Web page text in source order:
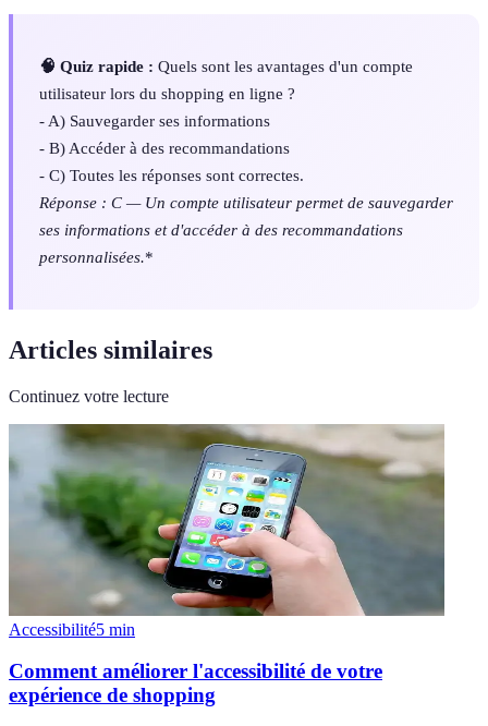
🧠 Quiz rapide : Quels sont les avantages d'un compte
utilisateur lors du shopping en ligne ?
- A) Sauvegarder ses informations
- B) Accéder à des recommandations
- C) Toutes les réponses sont correctes.
Réponse : C — Un compte utilisateur permet de sauvegarder
ses informations et d'accéder à des recommandations
personnalisées.*
Articles similaires
Continuez votre lecture
Accessibilité5 min
Comment améliorer l'accessibilité de votre
expérience de shopping